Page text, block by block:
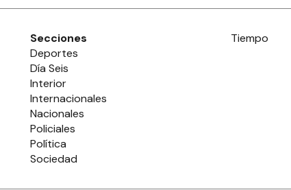
Secciones
Deportes
Día Seis
Interior
Internacionales
Nacionales
Policiales
Política
Sociedad
Tiempo